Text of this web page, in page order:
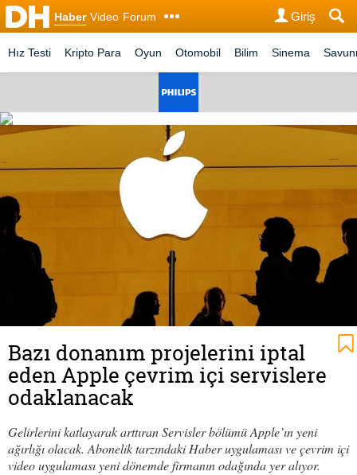
Haber Video Forum Giriş
Hız Testi Kripto Para Oyun Otomobil Bilim Sinema
Bazı donanım projelerini iptal
eden Apple çevrim içi servislere
odaklanacak
Gelirlerini katlayarak arttıran Servisler bölümü Apple’ın yeni
ağırlığı olacak. Abonelik tarzındaki Haber uygulaması ve çevrim içi
video uygulaması yeni dönemde firmanın odağında yer alıyor.